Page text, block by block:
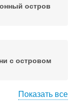
остров
с островом
Показать все